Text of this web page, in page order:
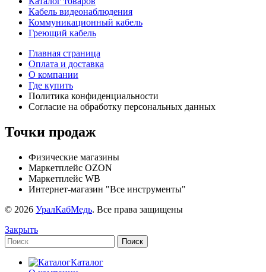
Кабель видеонаблюдения
Коммуникационный кабель
Греющий кабель
Главная страница
Оплата и доставка
О компании
Где купить
Политика конфиденциальности
Согласие на обработку персональных данных
Точки продаж
Физические магазины
Маркетплейс OZON
Маркетплейс WB
Интернет-магазин "Все инструменты"
© 2026 УралКабМедь. Все права защищены
Закрыть
Поиск
Каталог